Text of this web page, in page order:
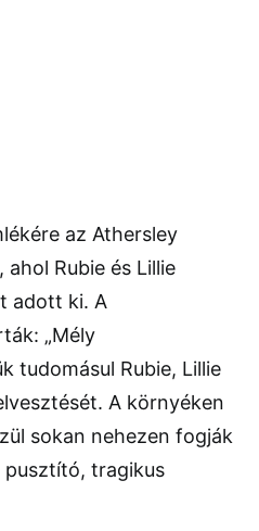
az Athersley
Rubie és Lillie
adott ki. A
„Mély
tudomásul Rubie, Lillie
A környéken
sokan nehezen fogják
tragikus